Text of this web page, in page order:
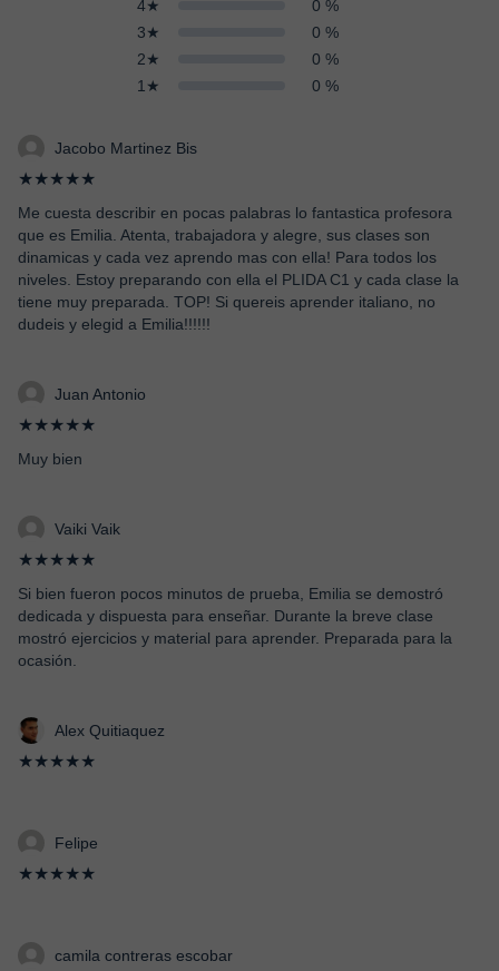
4★
0 %
3★
0 %
2★
0 %
1★
0 %
Jacobo Martinez Bis
★★★★★
Me cuesta describir en pocas palabras lo fantastica profesora
que es Emilia. Atenta, trabajadora y alegre, sus clases son
dinamicas y cada vez aprendo mas con ella! Para todos los
niveles. Estoy preparando con ella el PLIDA C1 y cada clase la
tiene muy preparada. TOP! Si quereis aprender italiano, no
dudeis y elegid a Emilia!!!!!!
Juan Antonio
★★★★★
Muy bien
Vaiki Vaik
★★★★★
Si bien fueron pocos minutos de prueba, Emilia se demostró
dedicada y dispuesta para enseñar. Durante la breve clase
mostró ejercicios y material para aprender. Preparada para la
ocasión.
Alex Quitiaquez
★★★★★
Felipe
★★★★★
camila contreras escobar